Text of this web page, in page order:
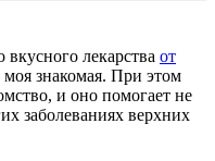
вкусного лекарства от
знакомая. При этом
и оно помогает не
заболеваниях верхних